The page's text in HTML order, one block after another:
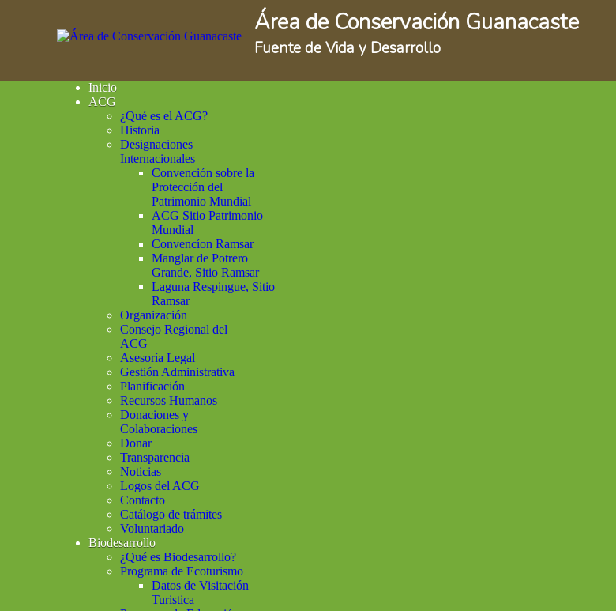
Área de Conservación Guanacaste
Fuente de Vida y Desarrollo
Inicio
ACG
¿Qué es el ACG?
Historia
Designaciones
Internacionales
Convención sobre la
Protección del
Patrimonio Mundial
ACG Sitio Patrimonio
Mundial
Convencíon Ramsar
Manglar de Potrero
Grande, Sitio Ramsar
Laguna Respingue, Sitio
Ramsar
Organización
Consejo Regional del
ACG
Asesoría Legal
Gestión Administrativa
Planificación
Recursos Humanos
Donaciones y
Colaboraciones
Donar
Transparencia
Noticias
Logos del ACG
Contacto
Catálogo de trámites
Voluntariado
Biodesarrollo
¿Qué es Biodesarrollo?
Programa de Ecoturismo
Datos de Visitación
Turistica